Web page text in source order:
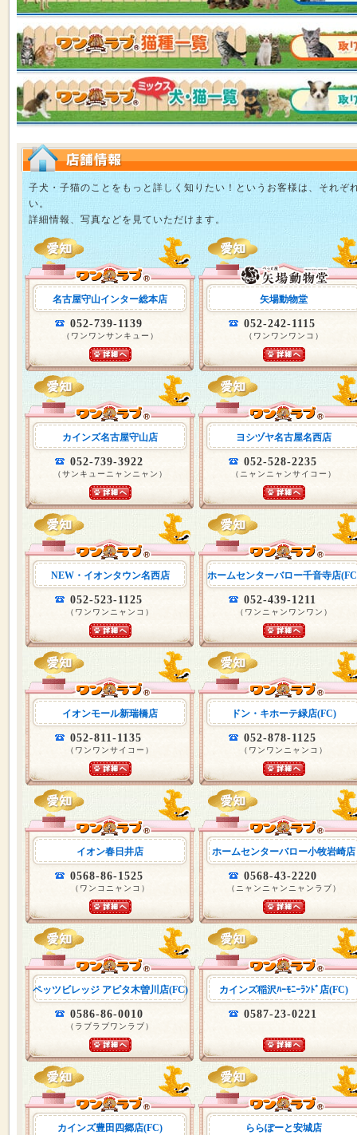
子犬・子猫のことをもっと詳しく知りたい！というお客様は、それぞ
い。
詳細情報、写真などを見ていただけます。
名古屋守山インター総本店
052-739-1139
（ワンワンサンキュー）
矢場動物堂
052-242-1115
（ワンワンワンコ）
カインズ名古屋守山店
052-739-3922
（サンキューニャンニャン）
ヨシヅヤ名古屋名西店
052-528-2235
（ニャンニャンサイコー）
NEW・イオンタウン名西店
052-523-1125
（ワンワンニャンコ）
ホームセンターバロー千音寺店
052-439-1211
（ワンニャンワンワン）
イオンモール新瑞橋店
052-811-1135
（ワンワンサイコー）
ドン・キホーテ緑店(FC)
052-878-1125
（ワンワンニャンコ）
イオン春日井店
0568-86-1525
（ワンコニャンコ）
ホームセンターバロー小牧岩崎店
0568-43-2220
（ニャンニャンニャンラブ）
ペッツビレッジ アピタ木曽川店(FC)
0586-86-0010
（ラブラブワンラブ）
カインズ稲沢ﾊｰﾓﾆｰﾗﾝﾄﾞ店(FC)
0587-23-0221
カインズ豊田四郷店(FC) ららぽーと安城店